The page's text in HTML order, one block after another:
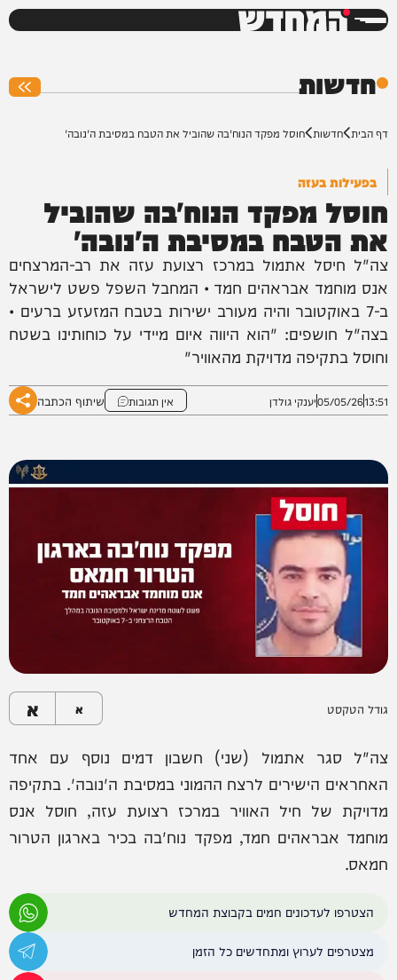
המחדש
חדשות
דף הבית חדשות חוסל מפקד הנוח'בה שהוביל את הטבח במסיבת ה'נובה'
בפעילות בעזה
חוסל מפקד הנוח'בה שהוביל
את הטבח במסיבת ה'נובה'
צה"ל חיסל אתמול במרכז רצועת עזה את רב-המרצחים
אנס מוחמד אבראהים חמד • המחבל השפל פשט לישראל
ב-7 באוקטובר והיה מעורב ישירות בטבח המזעזע ברעים •
בצה"ל חושפים: "הוא היווה איום מיידי על כוחותינו בשטח
וחוסל בתקיפה מדויקת מהאוויר"
13:51
05/05/26יענקי גולדן אין תגובות שיתוף הכתבה
גודל הטקסט א א
צה"ל סגר אתמול (שני) חשבון דמים נוסף עם אחד
האחראים הישירים לרצח ההמוני במסיבת ה'נובה'. בתקיפה
מדויקת של חיל האוויר במרכז רצועת עזה, חוסל אנס
מוחמד אבראהים חמד, מפקד נוח'בה בכיר בארגון הטרור
חמאס.
הצטרפו לעדכונים חמים בקבוצת המחדש
מצטרפים לערוץ ומתחדשים כל הזמן